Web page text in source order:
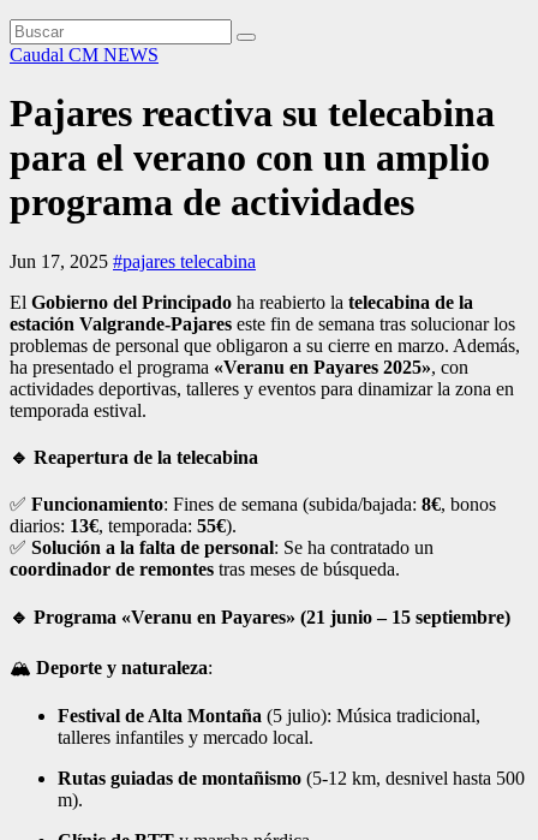
Caudal CM NEWS
Pajares reactiva su telecabina
para el verano con un amplio
programa de actividades
Jun 17, 2025 #pajares telecabina
El Gobierno del Principado ha reabierto la telecabina de la
estación Valgrande-Pajares este fin de semana tras solucionar los
problemas de personal que obligaron a su cierre en marzo. Además,
ha presentado el programa «Veranu en Payares 2025», con
actividades deportivas, talleres y eventos para dinamizar la zona en
temporada estival.
🔹 Reapertura de la telecabina
✅ Funcionamiento: Fines de semana (subida/bajada: 8€, bonos
diarios: 13€, temporada: 55€).
✅ Solución a la falta de personal: Se ha contratado un
coordinador de remontes tras meses de búsqueda.
🔹 Programa «Veranu en Payares» (21 junio – 15 septiembre)
🏔 Deporte y naturaleza:
Festival de Alta Montaña (5 julio): Música tradicional,
talleres infantiles y mercado local.
Rutas guiadas de montañismo (5-12 km, desnivel hasta 500
m).